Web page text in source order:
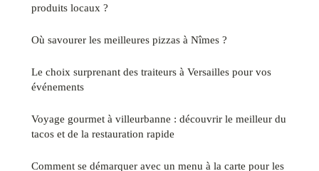
produits locaux ?
Où savourer les meilleures pizzas à Nîmes ?
Le choix surprenant des traiteurs à Versailles pour vos
événements
Voyage gourmet à villeurbanne : découvrir le meilleur du
tacos et de la restauration rapide
Comment se démarquer avec un menu à la carte pour les